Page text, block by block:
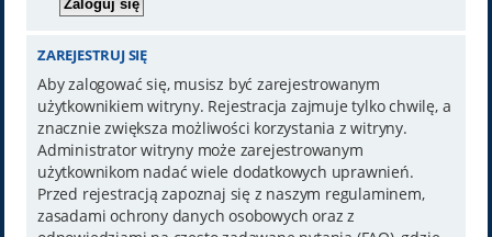
ZAREJESTRUJ SIĘ
Aby zalogować się, musisz być zarejestrowanym
użytkownikiem witryny. Rejestracja zajmuje tylko chwilę, a
znacznie zwiększa możliwości korzystania z witryny.
Administrator witryny może zarejestrowanym
użytkownikom nadać wiele dodatkowych uprawnień.
Przed rejestracją zapoznaj się z naszym regulaminem,
zasadami ochrony danych osobowych oraz z